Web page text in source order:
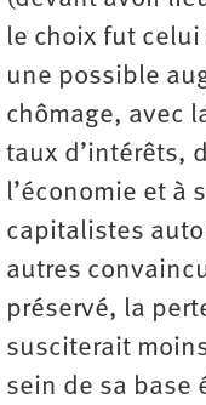
le choix fut
une possible
chômage, avec
taux d’intérêts,
l’économie et à
capitalistes
autres
préservé, la
susciterait
sein de sa base